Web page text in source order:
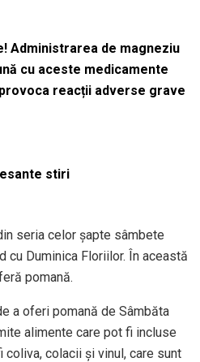
Administrarea de magneziu
cu aceste medicamente
reacții adverse grave
stiri
seria celor șapte sâmbete
cu Duminica Floriilor. În această
pomană.
a oferi pomană de Sâmbăta
alimente care pot fi incluse
coliva, colacii și vinul, care sunt